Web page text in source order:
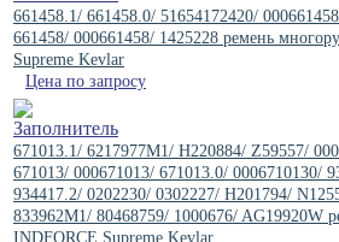
661458.1/ 661458.0/ 51654172420/
661458/ 000661458/ 1425228 ремень
Supreme Kevlar
Цена по запросу
671013.1/ 6217977M1/ H220884/ Z59557/
671013/ 000671013/ 671013.0/ 0006710130/
934417.2/ 0202230/ 0302227/ H201794/
833962M1/ 80468759/ 1000676/ AG19920W
INDFORCE Supreme Kevlar